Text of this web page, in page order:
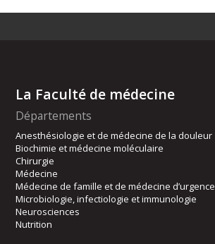
La Faculté de médecine
Départements
Anesthésiologie et de médecine de la douleur
Biochimie et médecine moléculaire
Chirurgie
Médecine
Médecine de famille et de médecine d’urgence
Microbiologie, infectiologie et immunologie
Neurosciences
Nutrition